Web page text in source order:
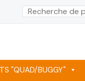
Rechercher
"QUAD/BUGGY"